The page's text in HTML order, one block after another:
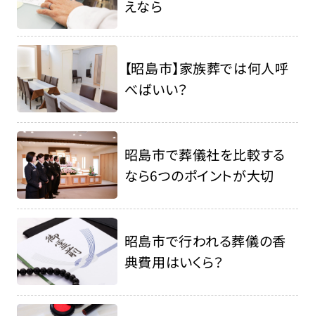
えなら
【昭島市】家族葬では何人呼
べばいい？
昭島市で葬儀社を比較する
なら6つのポイントが大切
昭島市で行われる葬儀の香
典費用はいくら？